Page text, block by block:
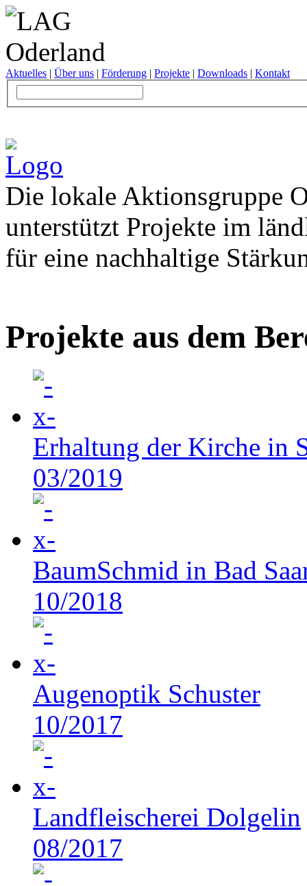
Aktuelles | Über uns | Förderung | Projekte | Downloads | Kontakt
Die lokale Aktionsgruppe
unterstützt Projekte im
für eine nachhaltige
Projekte aus dem
Erhaltung der Kirche in
03/2019
BaumSchmid in Bad
10/2018
Augenoptik Schuster
10/2017
Landfleischerei Dolgelin
08/2017